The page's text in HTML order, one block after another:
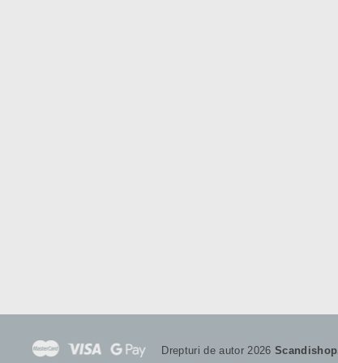
Drepturi de autor 2026